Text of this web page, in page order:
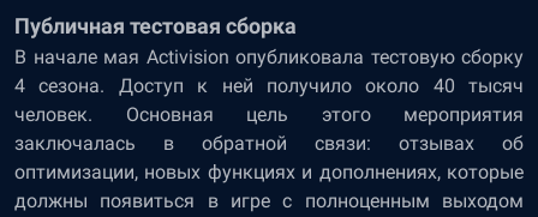
Публичная тестовая сборка
В начале мая Activision опубликовала тестовую сборку
4 сезона. Доступ к ней получило около 40 тысяч
человек. Основная цель этого мероприятия
заключалась в обратной связи: отзывах об
оптимизации, новых функциях и дополнениях, которые
должны появиться в игре с полноценным выходом